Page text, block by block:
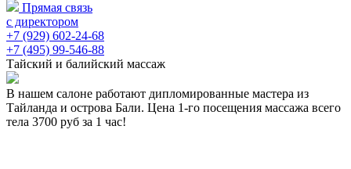
Прямая связь
с директором
+7 (929) 602-24-68
+7 (495) 99-546-88
Тайский и балийский массаж
В нашем салоне работают дипломированные мастера из
Тайланда и острова Бали. Цена 1-го посещения массажа всего
тела 3700 руб за 1 час!